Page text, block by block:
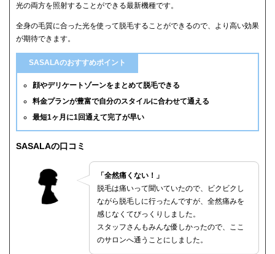
光の両方を照射することができる最新機種です。
全身の毛質に合った光を使って脱毛することができるので、より高い効果
が期待できます。
SASALAのおすすめポイント
顔やデリケートゾーンをまとめて脱毛できる
料金プランが豊富で自分のスタイルに合わせて通える
最短1ヶ月に1回通えて完了が早い
SASALAの口コミ
「全然痛くない！」
脱毛は痛いって聞いていたので、ビクビクし
ながら脱毛しに行ったんですが、全然痛みを
感じなくてびっくりしました。
スタッフさんもみんな優しかったので、ここ
のサロンへ通うことにしました。